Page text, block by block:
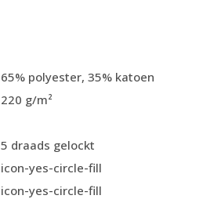
65% polyester, 35% katoen
220 g/m²
5 draads gelockt
icon-yes-circle-fill
icon-yes-circle-fill